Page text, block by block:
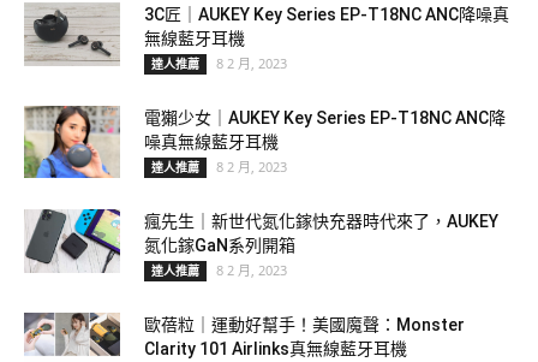
3C匠｜AUKEY Key Series EP-T18NC ANC降噪真
無線藍牙耳機
達人推薦 8 2 月, 2023
電獺少女｜AUKEY Key Series EP-T18NC ANC降
噪真無線藍牙耳機
達人推薦 8 2 月, 2023
瘋先生｜新世代氮化鎵快充器時代來了，AUKEY
氮化鎵GaN系列開箱
達人推薦 8 2 月, 2023
歐蓓粒｜運動好幫手！美國魔聲：Monster
Clarity 101 Airlinks真無線藍牙耳機